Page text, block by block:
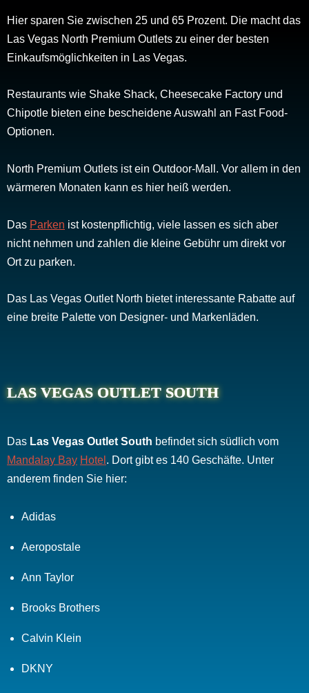
Hier sparen Sie zwischen 25 und 65 Prozent. Die macht das
Las Vegas North Premium Outlets zu einer der besten
Einkaufsmöglichkeiten in Las Vegas.
Restaurants wie Shake Shack, Cheesecake Factory und
Chipotle bieten eine bescheidene Auswahl an Fast Food-
Optionen.
North Premium Outlets ist ein Outdoor-Mall. Vor allem in den
wärmeren Monaten kann es hier heiß werden.
Das Parken ist kostenpflichtig, viele lassen es sich aber
nicht nehmen und zahlen die kleine Gebühr um direkt vor
Ort zu parken.
Das Las Vegas Outlet North bietet interessante Rabatte auf
eine breite Palette von Designer- und Markenläden.
LAS VEGAS OUTLET SOUTH
Das Las Vegas Outlet South befindet sich südlich vom
Mandalay Bay Hotel . Dort gibt es 140 Geschäfte. Unter
anderem finden Sie hier:
Adidas
Aeropostale
Ann Taylor
Brooks Brothers
Calvin Klein
DKNY